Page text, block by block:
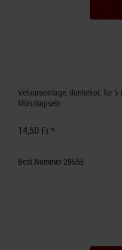
Velourseinlage, dunkelrot, für 5
Münzkapseln
14,50 Fr.*
Best.Nummer 2956E